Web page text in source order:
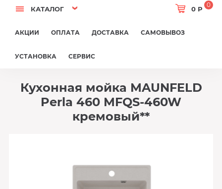
КАТАЛОГ 0 Р
0
АКЦИИ ОПЛАТА ДОСТАВКА САМОВЫВОЗ
УСТАНОВКА СЕРВИС
Кухонная мойка MAUNFELD
Perla 460 MFQS-460W
кремовый**